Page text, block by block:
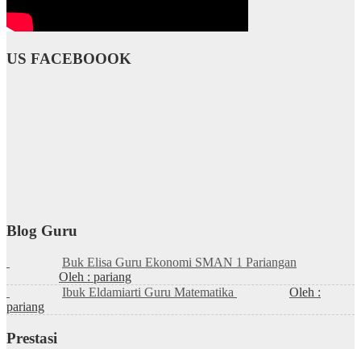
US FACEBOOOK
Blog Guru
Buk Elisa Guru Ekonomi SMAN 1 Pariangan
Oleh : pariang
Ibuk Eldamiarti Guru Matematika
Oleh :
pariang
Prestasi